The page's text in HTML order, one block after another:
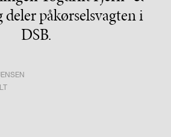
påkørselsvagten i
DSB.